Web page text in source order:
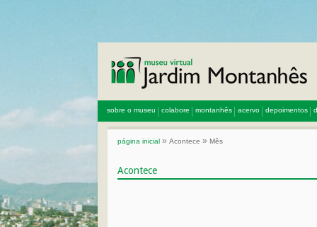
sobre o museu colabore montanhês acervo depoimentos
página inicial » Acontece » Mês
Acontece